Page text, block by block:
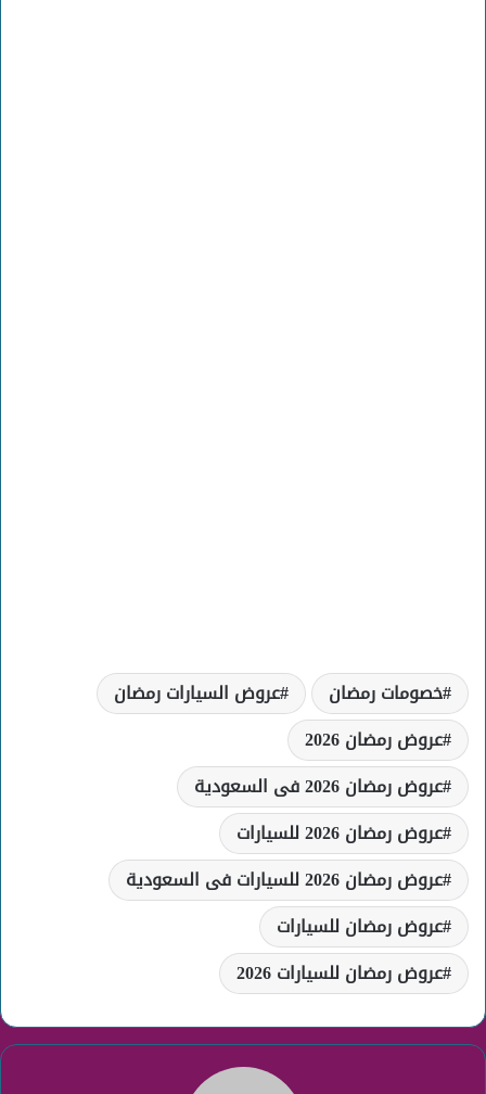
خصومات رمضان
عروض السيارات رمضان
عروض رمضان 2026
عروض رمضان 2026 فى السعودية
عروض رمضان 2026 للسيارات
عروض رمضان 2026 للسيارات فى السعودية
عروض رمضان للسيارات
عروض رمضان للسيارات 2026